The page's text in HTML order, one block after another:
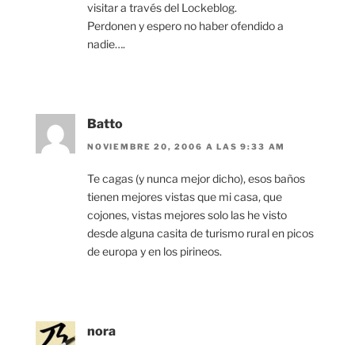
visitar a través del Lockeblog.
Perdonen y espero no haber ofendido a
nadie….
Batto
NOVIEMBRE 20, 2006 A LAS 9:33 AM
Te cagas (y nunca mejor dicho), esos baños
tienen mejores vistas que mi casa, que
cojones, vistas mejores solo las he visto
desde alguna casita de turismo rural en picos
de europa y en los pirineos.
nora